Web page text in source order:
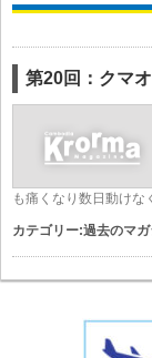
第20回：クマ
も痛くなり数日動けな
カテゴリー:過去のマ